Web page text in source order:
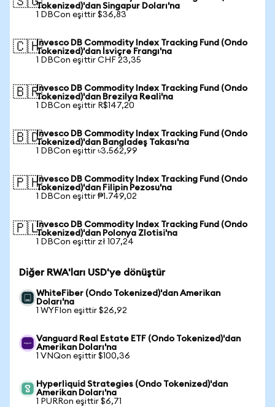
Tokenized)'dan Singapur Doları'na
1 DBCon eşittir $36,83
🇨🇭Invesco DB Commodity Index Tracking Fund (Ondo
Tokenized)'dan İsviçre Frangı'na
1 DBCon eşittir CHF 23,35
🇧🇷Invesco DB Commodity Index Tracking Fund (Ondo
Tokenized)'dan Brezilya Reali'na
1 DBCon eşittir R$147,20
🇧🇩Invesco DB Commodity Index Tracking Fund (Ondo
Tokenized)'dan Bangladeş Takası'na
1 DBCon eşittir ৳3.562,99
🇵🇭Invesco DB Commodity Index Tracking Fund (Ondo
Tokenized)'dan Filipin Pezosu'na
1 DBCon eşittir ₱1.749,02
🇵🇱Invesco DB Commodity Index Tracking Fund (Ondo
Tokenized)'dan Polonya Zlotisi'na
1 DBCon eşittir zł 107,24
Diğer RWA'ları USD'ye dönüştür
WhiteFiber (Ondo Tokenized)'dan Amerikan
Doları'na
1 WYFIon eşittir $26,92
Vanguard Real Estate ETF (Ondo Tokenized)'dan
Amerikan Doları'na
1 VNQon eşittir $100,36
Hyperliquid Strategies (Ondo Tokenized)'dan
Amerikan Doları'na
1 PURRon eşittir $6,71